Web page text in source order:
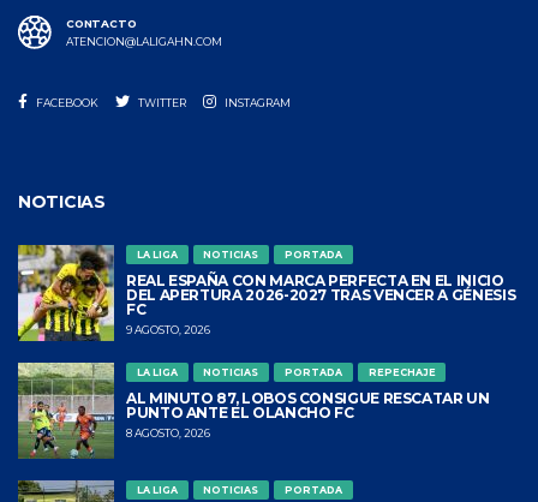
CONTACTO
ATENCION@LALIGAHN.COM
FACEBOOK TWITTER INSTAGRAM
NOTICIAS
LA LIGA NOTICIAS PORTADA
REAL ESPAÑA CON MARCA PERFECTA EN EL INICIO
DEL APERTURA 2026-2027 TRAS VENCER A GÉNESIS
FC
9 AGOSTO, 2026
LA LIGA NOTICIAS PORTADA REPECHAJE
AL MINUTO 87, LOBOS CONSIGUE RESCATAR UN
PUNTO ANTE EL OLANCHO FC
8 AGOSTO, 2026
LA LIGA NOTICIAS PORTADA